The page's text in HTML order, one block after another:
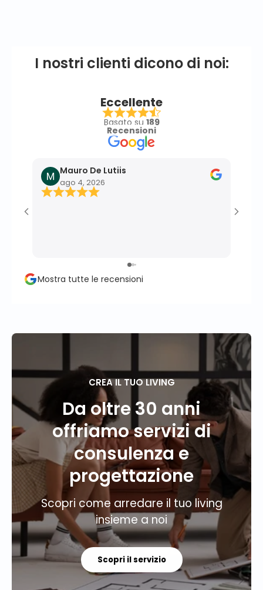
I nostri clienti dicono di noi:
Eccellente
Basato su 189
Recensioni
Mauro De Lutiis
ago 4, 2026
Mostra tutte le recensioni
CREA IL TUO LIVING
Da oltre 30 anni
offriamo servizi di
consulenza e
progettazione
Scopri come arredare il tuo living
insieme a noi
Scopri il servizio